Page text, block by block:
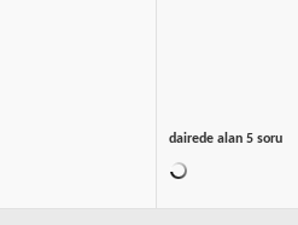
dairede alan 5 soru